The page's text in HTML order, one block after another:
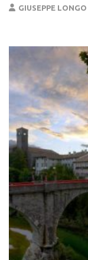
GIUSEPPE LONGO